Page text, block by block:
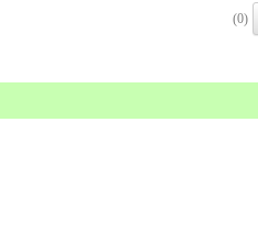
(0)